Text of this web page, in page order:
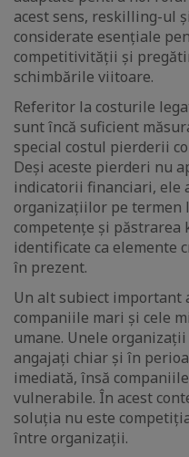
acest sens, reskilling-ul
considerate esențiale
competitivității și
schimbările viitoare.
Referitor la costurile
sunt încă suficient
special costul pierderii
Deși aceste pierderi nu
indicatorii financiari, ele
organizațiilor pe termen
competențe și
identificate ca elemente
în prezent.
Un alt subiect important
companiile mari și cele
umane. Unele
angajați chiar și în
imediată, însă
vulnerabile. În acest
soluția nu este
între organizații.